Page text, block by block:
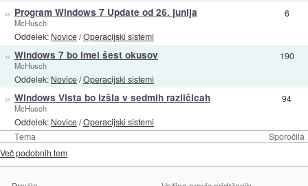
Tema Sporočila
» Program Windows 7 Update od 26. junija
McHusch
Oddelek: Novice/Operacijski sistemi
6
» Windows 7 bo imel šest okusov
McHusch
Oddelek: Novice/Operacijski sistemi
190
» Windows Vista bo izšla v sedmih različicah
McHusch
Oddelek: Novice/Operacijski sistemi
94
Več podobnih tem